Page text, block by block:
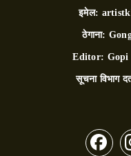
इमेल:
ठेगाना:
Editor: Gopi
सूचना विभाग